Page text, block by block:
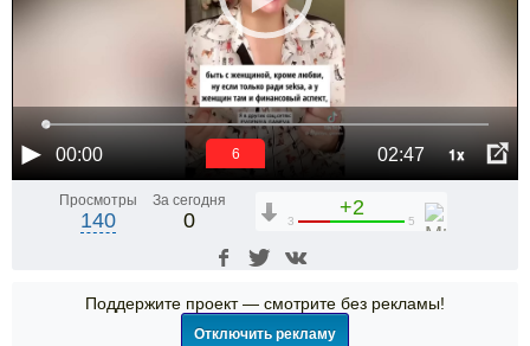
00:00 02:47 1x
5
Просмотры
140
За сегодня
0
+2
3 5
Поддержите проект — смотрите без рекламы!
Отключить рекламу